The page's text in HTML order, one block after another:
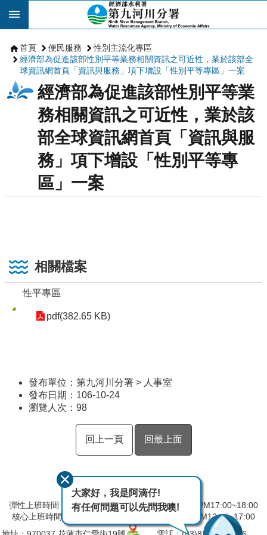
跳到主要內容區塊
首頁 便民服務
性別主流化專區
經濟部為促進該部性別平等業務相關資訊之可近性，業於該部全
球資訊網首頁「資訊與服務」項下增設「性別平等專區」一案
經濟部為促進該部性別平等業
務相關資訊之可近性，業於該
部全球資訊網首頁「資訊與服
務」項下增設「性別平等專
區」一案
相關檔案
性平專區
pdf(382.65 KB)
發布單位：第九河川分署 > 人事室
發布日期：106-10-24
瀏覽人次： 98
回上一頁 回最上面
彈性上班時間：AM8:00~09:00 彈性下班時間：PM17:00~18:00
核心上班時間：星期一 ~ 星期五 AM09:00~12:30 PM13:30~17:00
大家好，我是阿滴仔!
有任何問題可以先問我噢!